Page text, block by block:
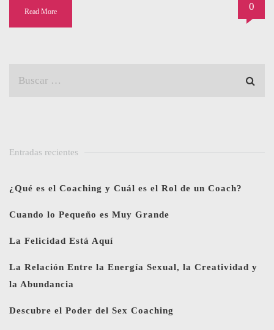
Read More 0
Entradas recientes
¿Qué es el Coaching y Cuál es el Rol de un Coach?
Cuando lo Pequeño es Muy Grande
La Felicidad Está Aquí
La Relación Entre la Energía Sexual, la Creatividad y
la Abundancia
Descubre el Poder del Sex Coaching